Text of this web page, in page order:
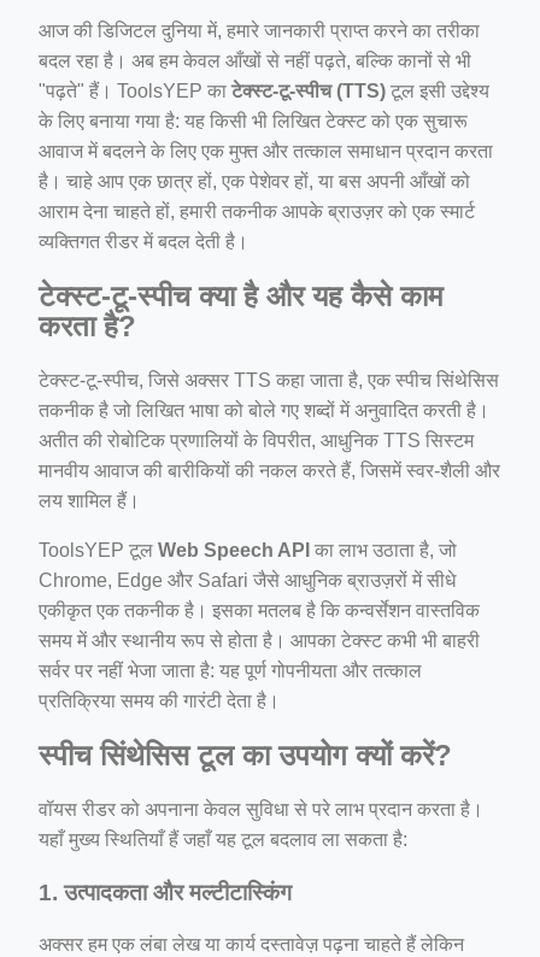
feed-calculator
work?lat=37.49813&lng=127.0284&zoom=16
shredder-plant-equipment/scrap-shredder-fabrication
आज की डिजिटल दुनिया में, हमारे जानकारी प्राप्त करने का तरीका
बदल रहा है। अब हम केवल आँखों से नहीं पढ़ते, बल्कि कानों से भी
"पढ़ते" हैं। ToolsYEP का टेक्स्ट-टू-स्पीच (TTS) टूल इसी उद्देश्य
के लिए बनाया गया है: यह किसी भी लिखित टेक्स्ट को एक सुचारू
आवाज में बदलने के लिए एक मुफ्त और तत्काल समाधान प्रदान करता
है। चाहे आप एक छात्र हों, एक पेशेवर हों, या बस अपनी आँखों को
आराम देना चाहते हों, हमारी तकनीक आपके ब्राउज़र को एक स्मार्ट
व्यक्तिगत रीडर में बदल देती है।
टेक्स्ट-टू-स्पीच क्या है और यह कैसे काम
करता है?
टेक्स्ट-टू-स्पीच, जिसे अक्सर TTS कहा जाता है, एक स्पीच सिंथेसिस
तकनीक है जो लिखित भाषा को बोले गए शब्दों में अनुवादित करती है।
अतीत की रोबोटिक प्रणालियों के विपरीत, आधुनिक TTS सिस्टम
मानवीय आवाज की बारीकियों की नकल करते हैं, जिसमें स्वर-शैली और
लय शामिल हैं।
ToolsYEP टूल Web Speech API का लाभ उठाता है, जो
Chrome, Edge और Safari जैसे आधुनिक ब्राउज़रों में सीधे
एकीकृत एक तकनीक है। इसका मतलब है कि कन्वर्सेशन वास्तविक
समय में और स्थानीय रूप से होता है। आपका टेक्स्ट कभी भी बाहरी
सर्वर पर नहीं भेजा जाता है: यह पूर्ण गोपनीयता और तत्काल
प्रतिक्रिया समय की गारंटी देता है।
स्पीच सिंथेसिस टूल का उपयोग क्यों करें?
वॉयस रीडर को अपनाना केवल सुविधा से परे लाभ प्रदान करता है।
यहाँ मुख्य स्थितियाँ हैं जहाँ यह टूल बदलाव ला सकता है:
1. उत्पादकता और मल्टीटास्किंग
अक्सर हम एक लंबा लेख या कार्य दस्तावेज़ पढ़ना चाहते हैं लेकिन